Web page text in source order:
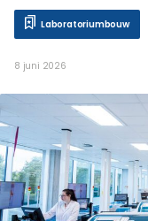
Laboratoriumbouw
8 juni 2026